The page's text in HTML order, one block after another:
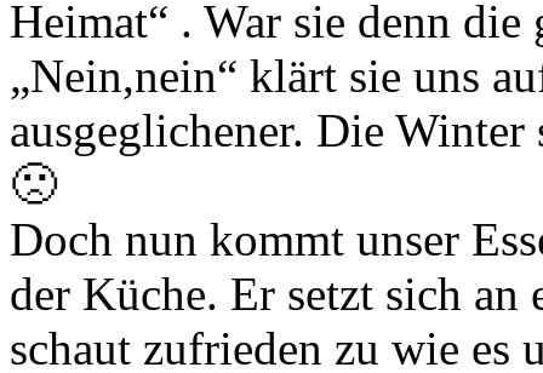
Heimat“ . War sie denn
„Nein,nein“ klärt sie uns
ausgeglichener. Die
🙁
Doch nun kommt unser
der Küche. Er setzt sich an
schaut zufrieden zu wie es